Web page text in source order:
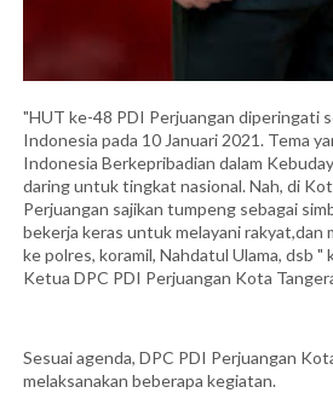
"HUT ke-48 PDI Perjuangan diperingati
Indonesia pada 10 Januari 2021. Tema
Indonesia Berkepribadian dalam
daring untuk tingkat nasional. Nah, di
Perjuangan sajikan tumpeng sebagai
bekerja keras untuk melayani rakyat,dan
ke polres, koramil, Nahdatul Ulama, dsb
Ketua DPC PDI Perjuangan Kota
Sesuai agenda, DPC PDI Perjuangan
melaksanakan beberapa kegiatan.